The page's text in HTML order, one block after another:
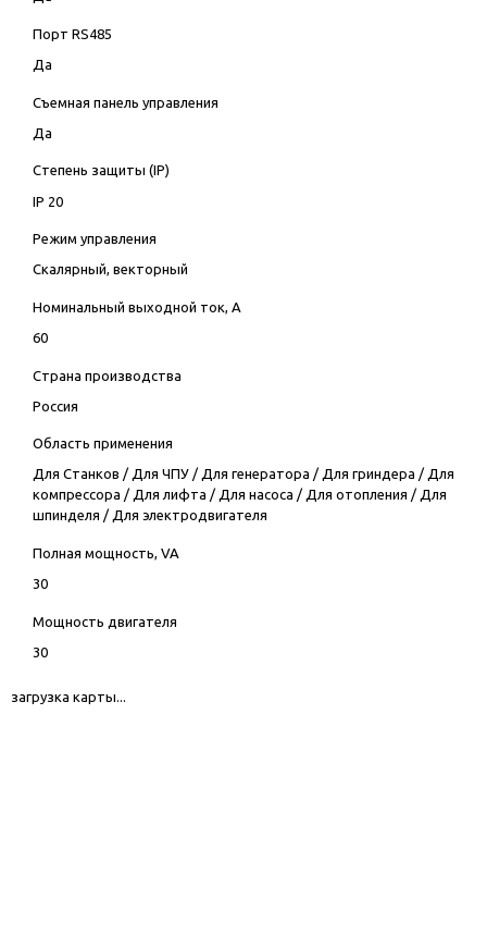
Порт RS485
Да
Съемная панель управления
Да
Степень защиты (IP)
IP 20
Режим управления
Скалярный, векторный
Номинальный выходной ток, А
60
Страна производства
Россия
Область применения
Для Станков / Для ЧПУ/ Для генератора / Для гриндера / Для
компрессора / Для лифта / Для насоса / Для отопления / Для
шпинделя / Для электродвигателя
Полная мощность, VA
30
Мощность двигателя
30
загрузка карты...